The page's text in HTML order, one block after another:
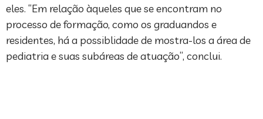
eles. “Em relação àqueles que se encontram no
processo de formação, como os graduandos e
residentes, há a possiblidade de mostra-los a área de
pediatria e suas subáreas de atuação”, conclui.